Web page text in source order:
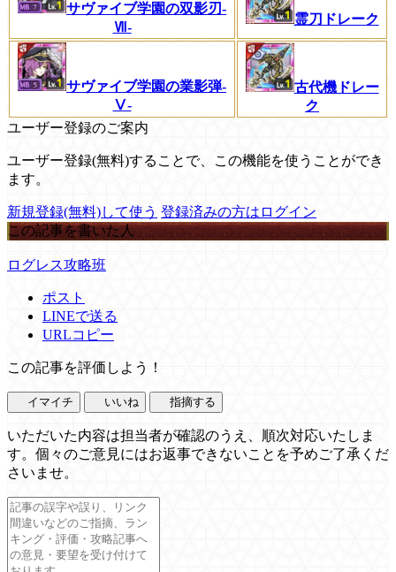
サヴァイブ学園の双影刃-
Ⅶ-
霊刀ドレーク
サヴァイブ学園の業影弾-
Ⅴ-
古代機ドレー
ク
ユーザー登録のご案内
ユーザー登録(無料)することで、この機能を使うことができ
ます。
新規登録(無料)して使う 登録済みの方はログイン
この記事を書いた人
ログレス攻略班
ポスト
LINEで送る
URLコピー
この記事を評価しよう！
イマイチ いいね 指摘する
いただいた内容は担当者が確認のうえ、順次対応いたしま
す。個々のご意見にはお返事できないことを予めご了承くだ
さいませ。